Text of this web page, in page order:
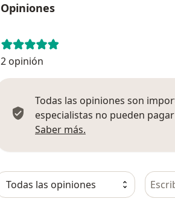
Opiniones
2 opinión
Todas las opiniones son
especialistas no pueden
Saber más.